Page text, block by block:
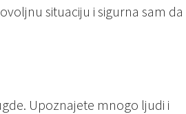
situaciju i sigurna sam da
Upoznajete mnogo ljudi i